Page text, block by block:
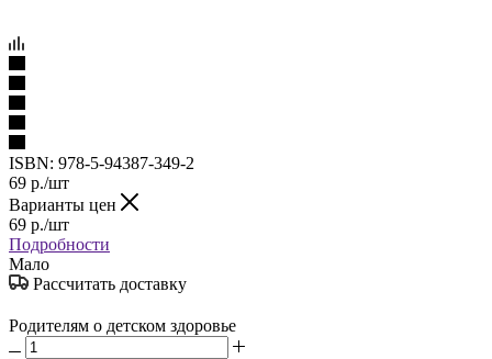
ISBN: 978-5-94387-349-2
69 р./шт
Варианты цен
69 р./шт
Подробности
Мало
Рассчитать доставку
Родителям о детском здоровье